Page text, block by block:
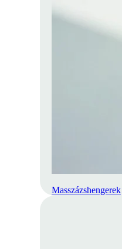
Masszázshengerek